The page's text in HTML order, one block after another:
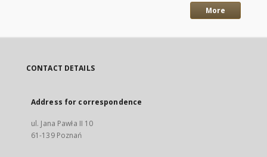
More
CONTACT DETAILS
Address for correspondence
ul. Jana Pawła II 10
61-139 Poznań